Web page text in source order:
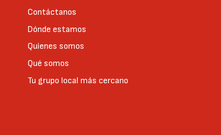
Contáctanos
Dónde estamos
Quienes somos
Qué somos
Tu grupo local más cercano